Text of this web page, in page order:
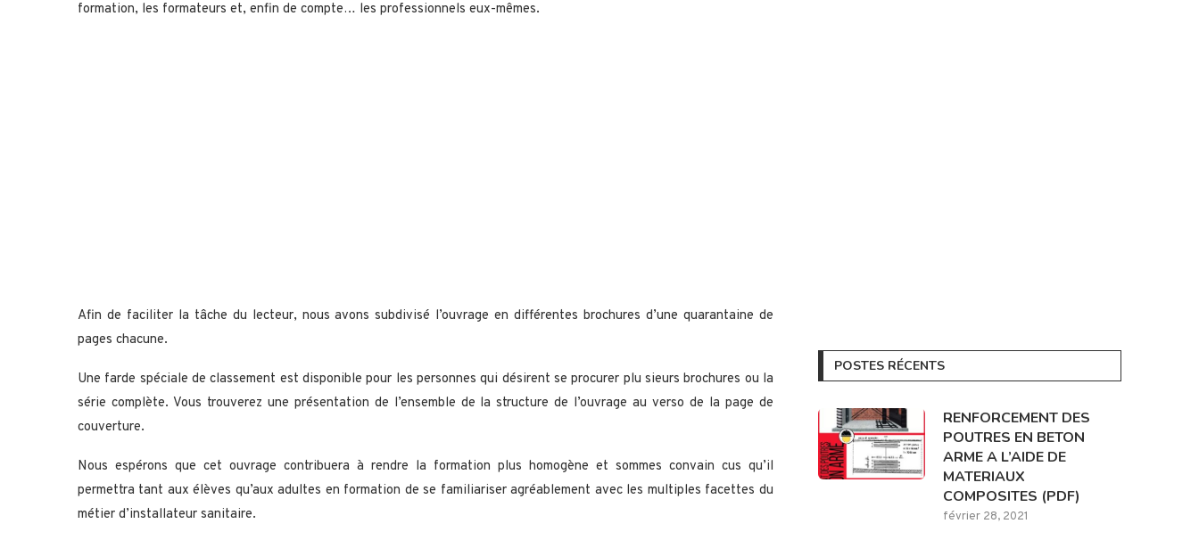
formation, les formateurs et, enfin de compte… les professionnels eux-mêmes.
Afin de faciliter la tâche du lecteur, nous avons subdivisé l’ouvrage en différentes brochures d’une quarantaine de
pages chacune.
Une farde spéciale de classement est disponible pour les personnes qui désirent se procurer plu sieurs brochures ou la
série complète. Vous trouverez une présentation de l’ensemble de la structure de l’ouvrage au verso de la page de
couverture.
Nous espérons que cet ouvrage contribuera à rendre la formation plus homogène et sommes convain cus qu’il
permettra tant aux élèves qu’aux adultes en formation de se familiariser agréablement avec les multiples facettes du
métier d’installateur sanitaire.
POSTES RÉCENTS
RENFORCEMENT DES
POUTRES EN BETON
ARME A L’AIDE DE
MATERIAUX
COMPOSITES (PDF)
février 28, 2021